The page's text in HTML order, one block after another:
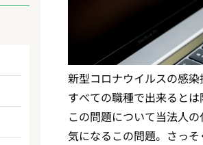
新型コロナウイルスの感
すべての職種で出来るとは
この問題について当法人
気になるこの問題。さっそ